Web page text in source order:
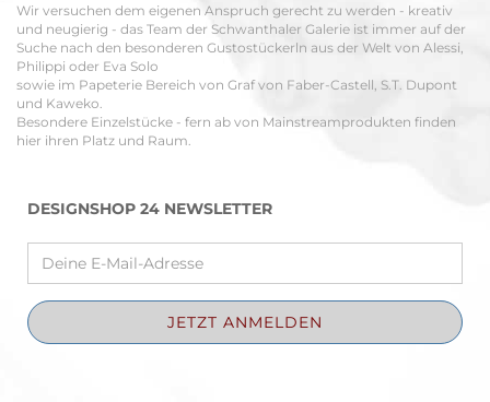
Wir versuchen dem eigenen Anspruch gerecht zu werden - kreativ
und neugierig - das Team der Schwanthaler Galerie ist immer auf der
Suche nach den besonderen Gustostückerln aus der Welt von Alessi,
Philippi oder Eva Solo
sowie im Papeterie Bereich von Graf von Faber-Castell, S.T. Dupont
und Kaweko.
Besondere Einzelstücke - fern ab von Mainstreamprodukten finden
hier ihren Platz und Raum.
DESIGNSHOP 24 NEWSLETTER